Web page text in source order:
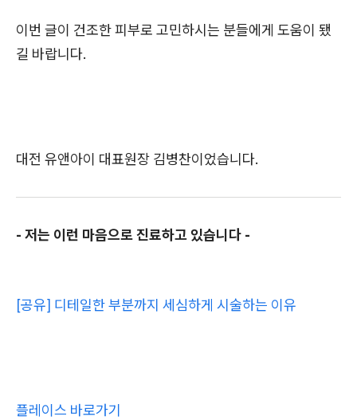
이번 글이 건조한 피부로 고민하시는 분들에게 도움이 됐
길 바랍니다.
대전 유앤아이 대표원장 김병찬이었습니다.
- 저는 이런 마음으로 진료하고 있습니다 -
[공유] 디테일한 부분까지 세심하게 시술하는 이유
플레이스 바로가기